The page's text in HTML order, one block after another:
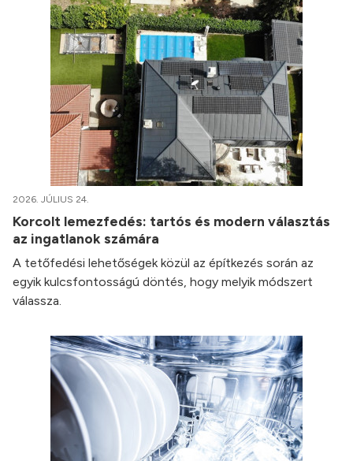
2026. JÚLIUS 24.
Korcolt lemezfedés: tartós és modern választás
az ingatlanok számára
A tetőfedési lehetőségek közül az építkezés során az
egyik kulcsfontosságú döntés, hogy melyik módszert
válassza.